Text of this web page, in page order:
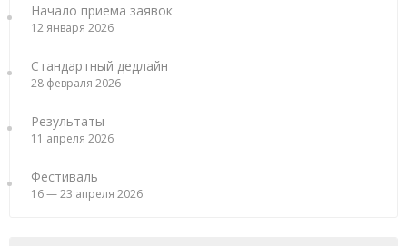
Начало приема заявок
12 января 2026
Стандартный дедлайн
28 февраля 2026
Результаты
11 апреля 2026
Фестиваль
16 — 23 апреля 2026